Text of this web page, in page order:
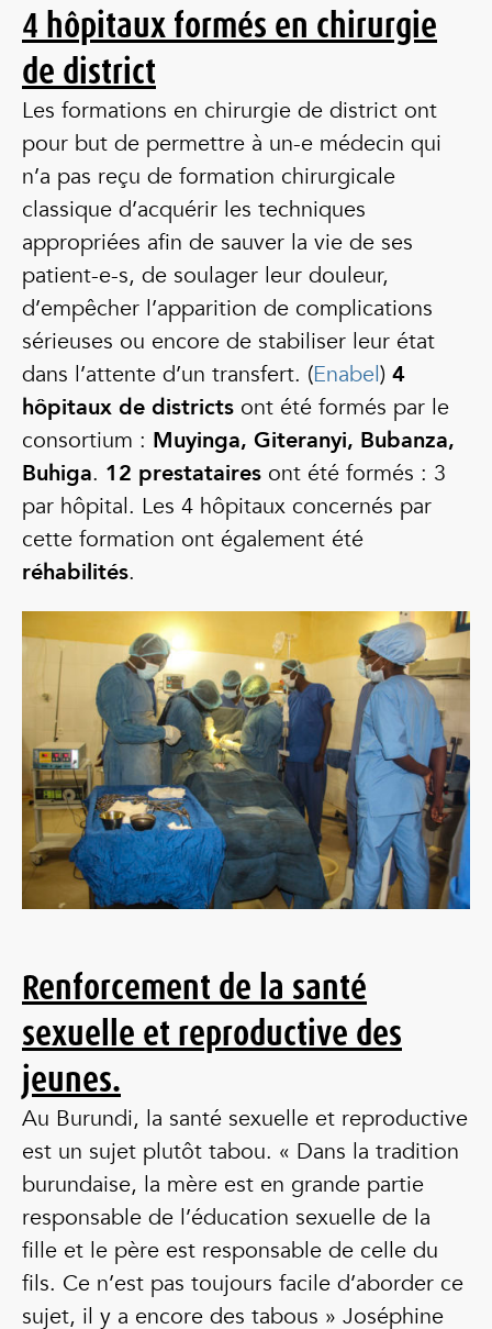
4 hôpitaux formés en chirurgie
de district
Les formations en chirurgie de district ont
pour but de permettre à un-e médecin qui
n’a pas reçu de formation chirurgicale
classique d’acquérir les techniques
appropriées afin de sauver la vie de ses
patient-e-s, de soulager leur douleur,
d’empêcher l’apparition de complications
sérieuses ou encore de stabiliser leur état
dans l’attente d’un transfert. (Enabel) 4
hôpitaux de districts ont été formés par le
consortium : Muyinga, Giteranyi, Bubanza,
Buhiga. 12 prestataires ont été formés : 3
par hôpital. Les 4 hôpitaux concernés par
cette formation ont également été
réhabilités.
Renforcement de la santé
sexuelle et reproductive des
jeunes.
Au Burundi, la santé sexuelle et reproductive
est un sujet plutôt tabou. « Dans la tradition
burundaise, la mère est en grande partie
responsable de l’éducation sexuelle de la
fille et le père est responsable de celle du
fils. Ce n’est pas toujours facile d’aborder ce
sujet, il y a encore des tabous » Joséphine